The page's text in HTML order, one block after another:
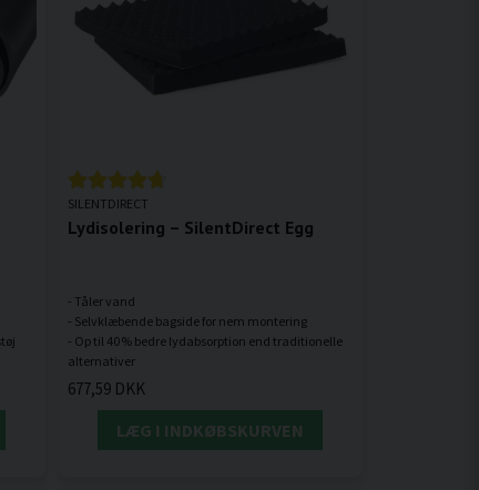
SILENTDIRECT
Lydisolering – SilentDirect Egg
- Tåler vand
- Selvklæbende bagside for nem montering
- Op til 40 % bedre lydabsorption end traditionelle
alternativer
677,59 DKK
LÆG I INDKØBSKURVEN